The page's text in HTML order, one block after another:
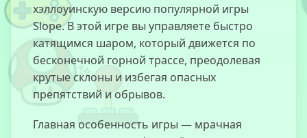
Гонки Мини-
Академия
хэллоуинскую версию популярной игры
Slope. В этой игре вы управляете быстро
катящимся шаром, который движется по
бесконечной горной трассе, преодолевая
крутые склоны и избегая опасных
препятствий и обрывов.
Главная особенность игры — мрачная